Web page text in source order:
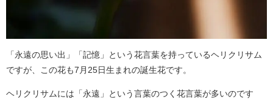
「永遠の思い出」「記憶」という花言葉を持っているヘリクリサム
ですが、この花も7月25日生まれの誕生花です。
ヘリクリサムには「永遠」という言葉のつく花言葉が多いのです